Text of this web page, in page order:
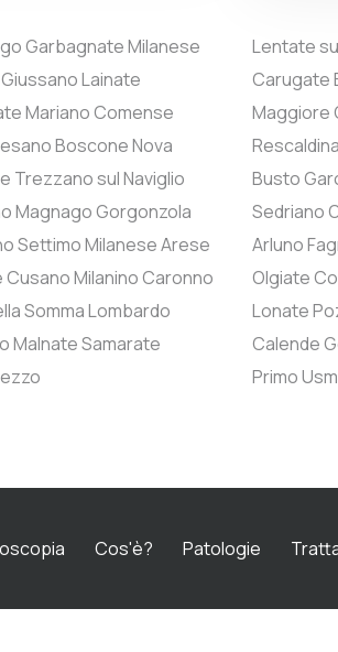
Garbagnate Milanese
GiussanoLainate
Mariano Comense
BosconeNova
Trezzano sul Naviglio
Magnago Gorgonzola
Settimo MilaneseArese
Cusano Milanino Caronno
Somma Lombardo
MalnateSamarate
Lentate
Carugate
Maggiore
Rescaldina
Busto
Sedriano
Arluno
Olgiate
Lonate
Calende
Primo
Cos'è? Patologie